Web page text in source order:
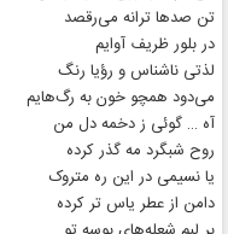
تن صدها ترانه می‌رقصد
در بلور ظریف آوایم
لذتی ناشناس و رؤیا رنگ
می‌دود همچو خون به رگ‌هایم
آه … گوئی ز دخمه دل من
روح شبگرد مه گذر کرده
یا نسیمی در این ره متروک
دامن از عطر یاس تر کرده